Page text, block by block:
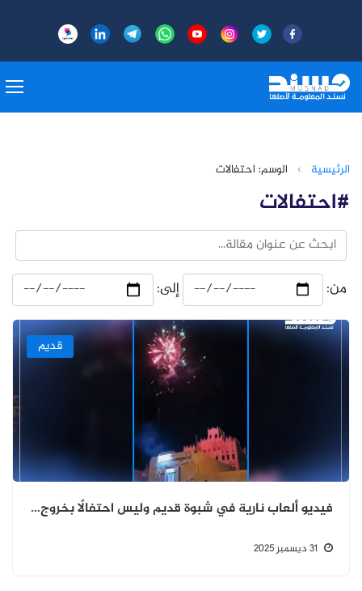
الرئيسية › الوسم: احتفالات
#احتفالات
من: إلى:
قديم
فيديو ألعاب نارية في شبوة قديم وليس احتفالًا بخروج الإمارات من اليمن